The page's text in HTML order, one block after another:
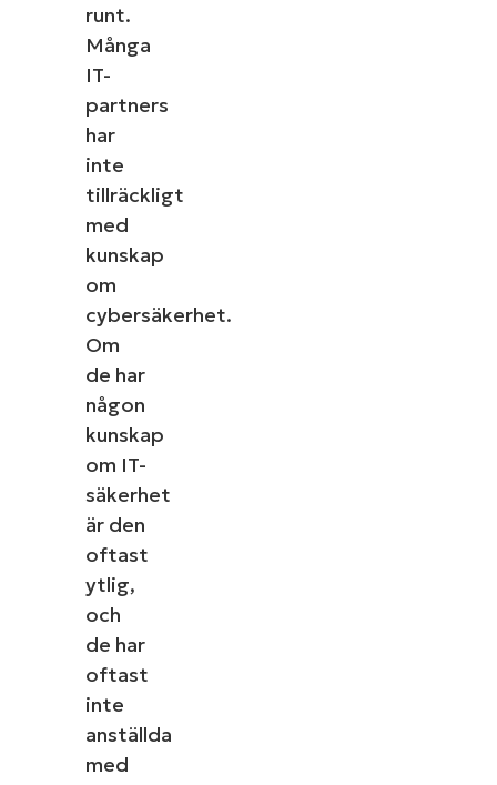
runt.
Många
IT-
partners
har
inte
tillräckligt
med
kunskap
om
cybersäkerhet.
Om
de har
någon
kunskap
om IT-
säkerhet
är den
oftast
ytlig,
och
de har
oftast
inte
anställda
med